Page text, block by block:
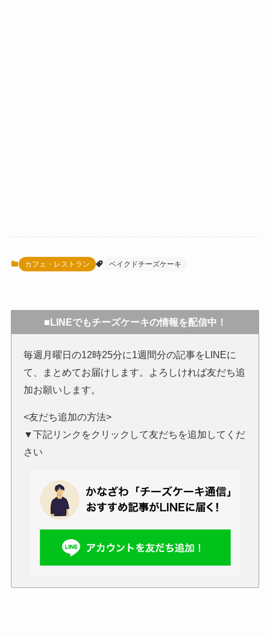
カフェ・レストラン ベイクドチーズケーキ
■LINEでもチーズケーキの情報を配信中！
毎週月曜日の12時25分に1週間分の記事をLINEに
て、まとめてお届けします。よろしければ友だち追
加お願いします。
<友だち追加の方法>
▼下記リンクをクリックして友だちを追加してくだ
さい